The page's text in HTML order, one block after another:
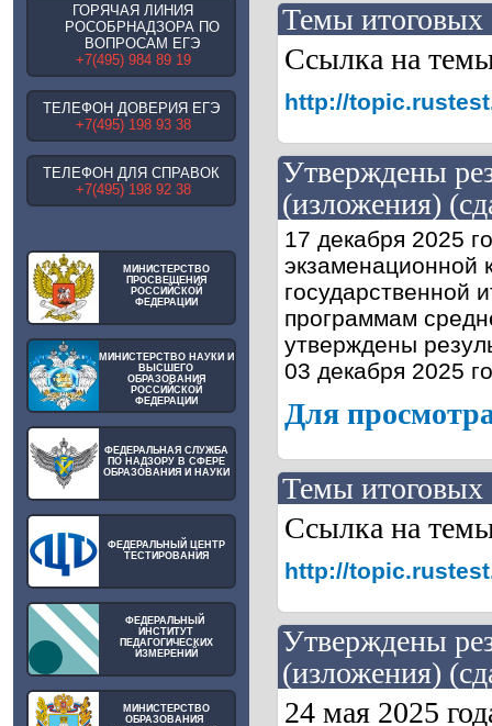
ГОРЯЧАЯ ЛИНИЯ
РОСОБРНАДЗОРА ПО
ВОПРОСАМ ЕГЭ
+7(495) 984 89 19
ТЕЛЕФОН ДОВЕРИЯ ЕГЭ
+7(495) 198 93 38
ТЕЛЕФОН ДЛЯ СПРАВОК
+7(495) 198 92 38
МИНИСТЕРСТВО
ПРОСВЕЩЕНИЯ
РОССИЙСКОЙ
ФЕДЕРАЦИИ
МИНИСТЕРСТВО НАУКИ И
ВЫСШЕГО
ОБРАЗОВАНИЯ
РОССИЙСКОЙ
ФЕДЕРАЦИИ
ФЕДЕРАЛЬНАЯ СЛУЖБА
ПО НАДЗОРУ В СФЕРЕ
ОБРАЗОВАНИЯ И НАУКИ
ФЕДЕРАЛЬНЫЙ ЦЕНТР
ТЕСТИРОВАНИЯ
ФЕДЕРАЛЬНЫЙ
ИНСТИТУТ
ПЕДАГОГИЧЕСКИХ
ИЗМЕРЕНИЙ
МИНИСТЕРСТВО
ОБРАЗОВАНИЯ
Темы итоговых
Ссылка на
http://
Утверждены
(изложения)
17 декабря 2025
экзаменационной
государственной
программам
утверждены
03 декабря 2025
Для
Темы итоговых
Ссылка на
http://
Утверждены
(изложения)
24 мая 2025